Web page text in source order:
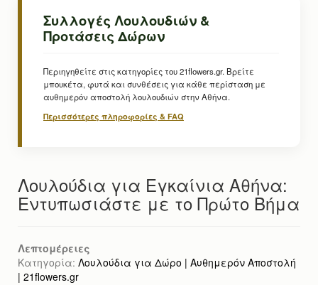
Συλλογές Λουλουδιών &
Προτάσεις Δώρων
Περιηγηθείτε στις κατηγορίες του 21flowers.gr. Βρείτε
μπουκέτα, φυτά και συνθέσεις για κάθε περίσταση με
αυθημερόν αποστολή λουλουδιών στην Αθήνα.
Περισσότερες πληροφορίες & FAQ
Λουλούδια για Εγκαίνια Αθήνα:
Εντυπωσιάστε με το Πρώτο Βήμα
Λεπτομέρειες
Κατηγορία: Λουλούδια για Δώρο | Αυθημερόν Αποστολή
| 21flowers.gr